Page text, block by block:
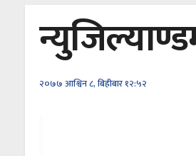
२०७७ आश्विन ८, बिहीबार १२:५२